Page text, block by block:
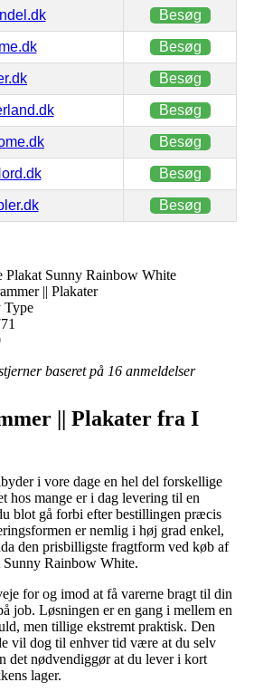
Besøg
Besøg
Besøg
Besøg
Besøg
Besøg
Besøg
Sunny Rainbow White
|| Plakater
baseret på 16 anmeldelser
|| Plakater fra I
i vore dage en hel del forskellige
hos mange er i dag levering til en
blot gå forbi efter bestillingen præcis
er nemlig i høj grad enkel,
den prisbilligste fragtform ved køb af
Rainbow White.
for og imod at få varerne bragt til din
job. Løsningen er en gang i mellem en
men tillige ekstremt praktisk. Den
vil dog til enhver tid være at du selv
det nødvendiggør at du lever i kort
lager.